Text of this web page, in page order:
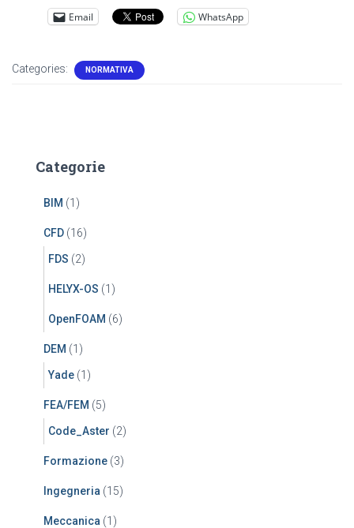
Email WhatsApp
Categories: NORMATIVA
Categorie
BIM (1)
CFD (16)
FDS (2)
HELYX-OS (1)
OpenFOAM (6)
DEM (1)
Yade (1)
FEA/FEM (5)
Code_Aster (2)
Formazione (3)
Ingegneria (15)
Meccanica (1)